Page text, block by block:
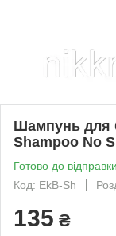
Шампунь для
Shampoo No
Готово до відправки
Код: EkB-Sh
135 ₴